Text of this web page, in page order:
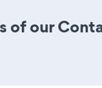
of our